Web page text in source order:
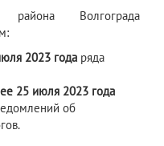
района Волгограда
2023 года ряда
25 июля 2023 года
об